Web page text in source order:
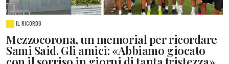
IL RICORDO
Mezzocorona, un memorial per ricordare
Sami Said. Gli amici: «Abbiamo giocato